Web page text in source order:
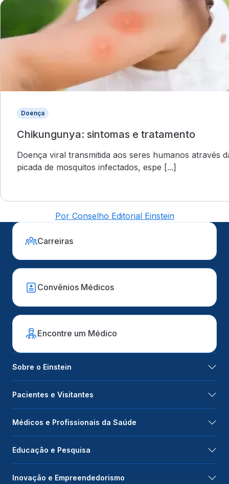
Doença
Chikungunya: sintomas e tratamento
Doença viral transmitida aos seres humanos através
picada de mosquitos infectados, espe [...]
Por Conselho Editorial Einstein
Carreiras
Convênios Médicos
Encontre um Médico
Sobre o Einstein
Pacientes e Visitantes
Médicos e Profissionais da Saúde
Educação e Pesquisa
Inovação e Empreendedorismo